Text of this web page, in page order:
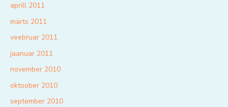
aprill 2011
märts 2011
veebruar 2011
jaanuar 2011
november 2010
oktoober 2010
september 2010